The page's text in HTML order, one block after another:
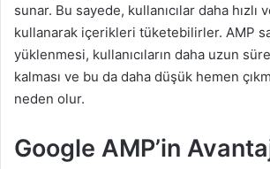
sunar. Bu sayede, kullanıcılar daha hızlı
kullanarak içerikleri tüketebilirler. AMP
yüklenmesi, kullanıcıların daha uzun
kalması ve bu da daha düşük hemen
neden olur.
Google AMP’in